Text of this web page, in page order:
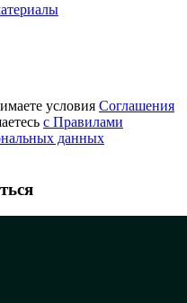
условия Соглашения
с Правилами
данных